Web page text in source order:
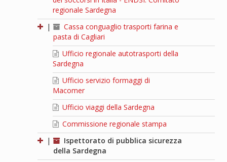
regionale Sardegna
|
Cassa conguaglio trasporti farina e
pasta di Cagliari
Ufficio regionale autotrasporti della
Sardegna
Ufficio servizio formaggi di
Macomer
Ufficio viaggi della Sardegna
Commissione regionale stampa
|
Ispettorato di pubblica sicurezza
della Sardegna